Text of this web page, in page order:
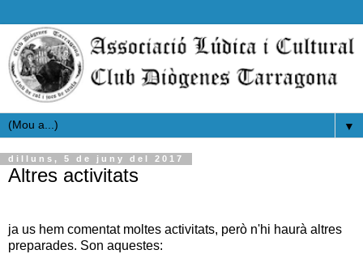
▼
dilluns, 5 de juny del 2017
Altres activitats
ja us hem comentat moltes activitats, però n'hi haurà altres
preparades. Son aquestes: